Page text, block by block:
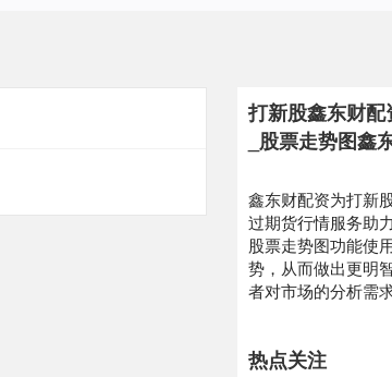
打新股鑫东财
_股票走势图鑫
鑫东财配资为打新
过期货行情服务助
股票走势图功能使
势，从而做出更明
者对市场的分析需求
热点关注